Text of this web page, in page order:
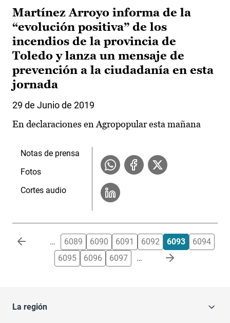
Martínez Arroyo informa de la
“evolución positiva” de los
incendios de la provincia de
Toledo y lanza un mensaje de
prevención a la ciudadanía en esta
jornada
29 de Junio de 2019
En declaraciones en Agropopular esta mañana
Notas de prensa
Fotos
Cortes audio
Paginación … 6089 6090 6091 6092 6093
6094
6095
6096 6097 …
La región